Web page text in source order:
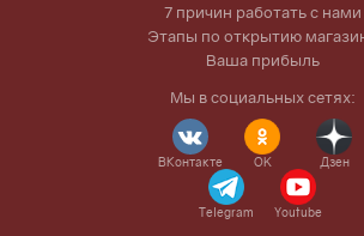
7 причин работать с нами
Этапы по открытию
Ваша прибыль
Мы в социальных сетях:
ВКонтакте OK Дзен
Telegram Youtube